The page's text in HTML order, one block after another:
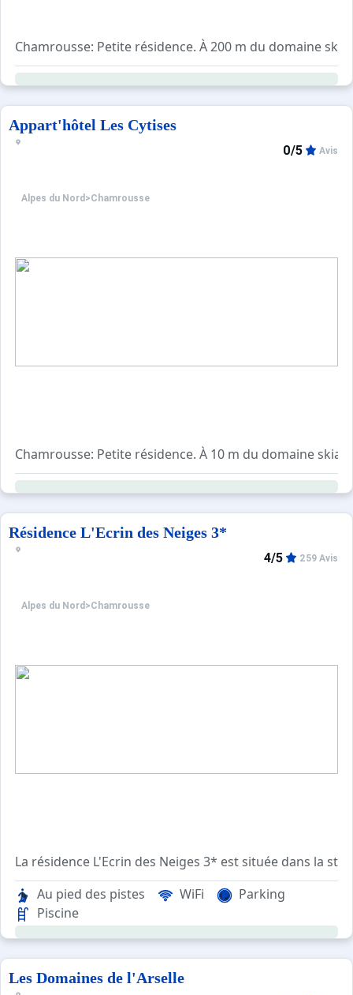
Chamrousse: Petite résidence. À 200 m du domaine
Appart'hôtel Les Cytises
Alpes du Nord >Chamrousse
0/5 Avis
Chamrousse: Petite résidence. À 10 m du domaine
Résidence L'Ecrin des Neiges 3*
Alpes du Nord >Chamrousse
4/5 259 Avis
La résidence L'Ecrin des Neiges 3* est située dans la
La résidence propose des appartements sont spacieux
Au pied des pistes WiFi
Parking
Piscine
Les Domaines de l'Arselle